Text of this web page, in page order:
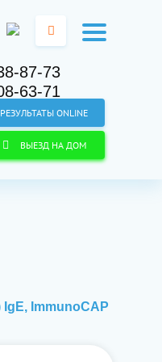
РЕЗУЛЬТАТЫ ONLINE
ВЫЕЗД НА ДОМ
87-73
63-71
ImmunoCAP